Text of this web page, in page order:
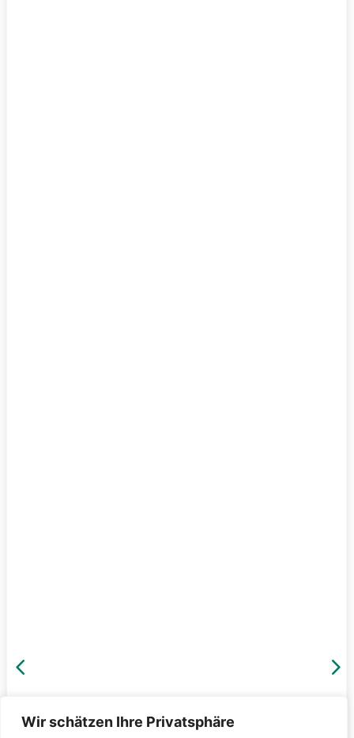
Wir schätzen Ihre Privatsphäre
4 5